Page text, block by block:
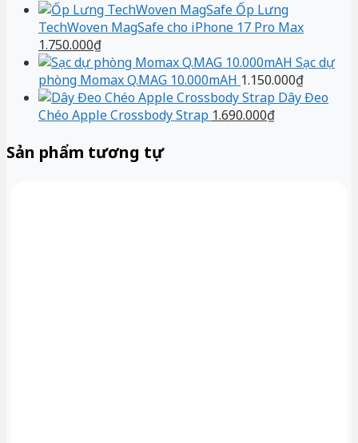
Ốp Lưng
TechWoven MagSafe cho iPhone 17 Pro Max
1.750.000₫
Sạc dự
phòng Momax Q.MAG 10.000mAH 1.150.000₫
Dây Đeo
Chéo Apple Crossbody Strap 1.690.000₫
Sản phẩm tương tự